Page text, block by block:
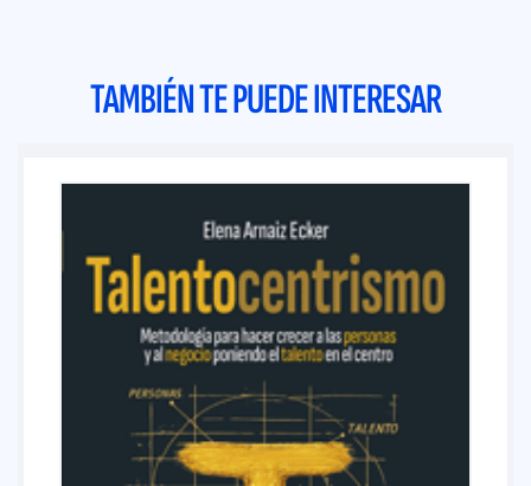
TAMBIÉN TE PUEDE INTERESAR